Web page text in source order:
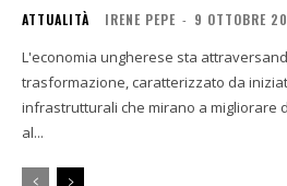
ATTUALITÀ IRENE PEPE - 9 OTTOBRE
L'economia ungherese sta
trasformazione, caratterizzato da
infrastrutturali che mirano a migliorare
al...